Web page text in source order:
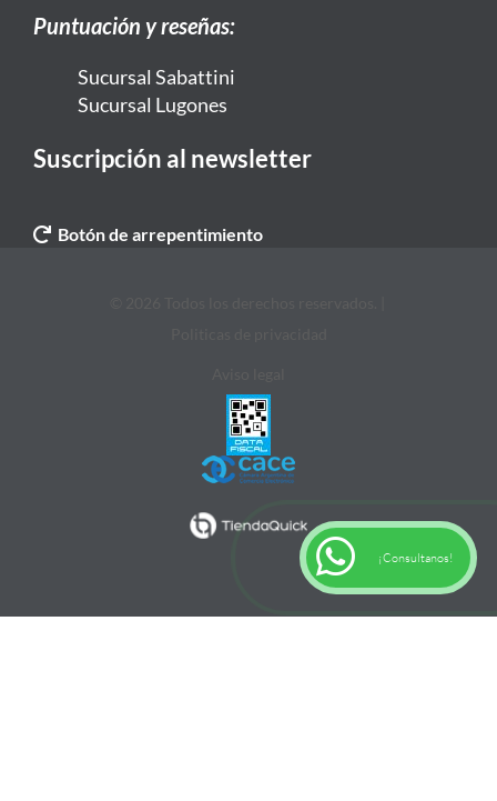
Puntuación y reseñas:
Sucursal Sabattini
Sucursal Lugones
Suscripción al newsletter
Botón de arrepentimiento
¡Consultanos!